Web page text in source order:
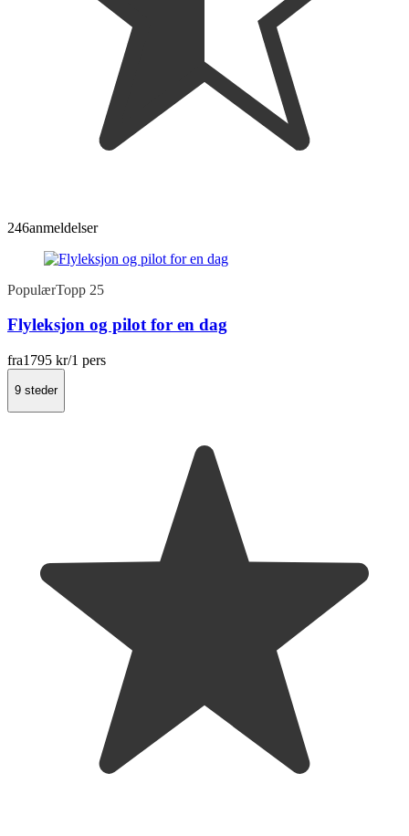
246anmeldelser
PopulærTopp 25
Flyleksjon og pilot for en dag
fra1795 kr/1 pers
9 steder